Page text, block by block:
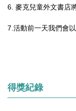
6. 麥克兒童外文書店
7.活動前一天我們會
得獎紀錄